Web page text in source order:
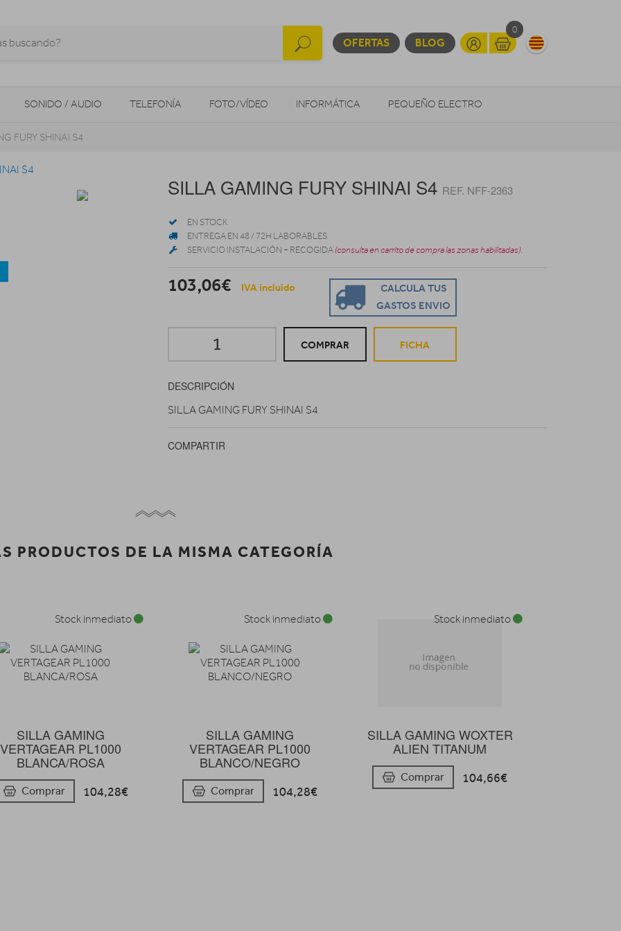
OFERTAS BLOG
0
SONIDO / AUDIO TELEFONÍA FOTO/VÍDEO INFORMÁTICA PEQUEÑO ELECTRO
MOVILIDAD URBANA
FURY SHINAI S4
SILLA GAMING FURY SHINAI S4 REF. NFF-2363
EN STOCK
ENTREGA EN 48 / 72H LABORABLES
SERVICIO INSTALACIÓN + RECOGIDA (consulta en carrito de compra las zonas habilitadas).
103,06€ IVA incluido
CALCULA TUS
GASTOS ENVIO
COMPRAR FICHA
DESCRIPCIÓN
SILLA GAMING FURY SHINAI S4
COMPARTIR
PRODUCTOS DE LA MISMA CATEGORÍA
SILLA GAMING
VERTAGEAR PL1000
BLANCA/ROSA
Comprar 104,28€
Stock inmediato
SILLA GAMING
VERTAGEAR PL1000
BLANCO/NEGRO
Comprar 104,28€
Stock inmediato
SILLA GAMING WOXTER
ALIEN TITANUM
Comprar 104,66€
Stock inmediato